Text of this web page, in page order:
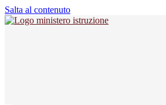
Salta al contenuto